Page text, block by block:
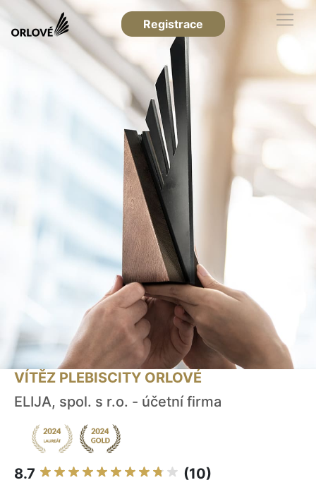
Registrace
VÍTĚZ PLEBISCITY ORLOVÉ
ELIJA, spol. s r.o. - účetní firma
8.7 (10)